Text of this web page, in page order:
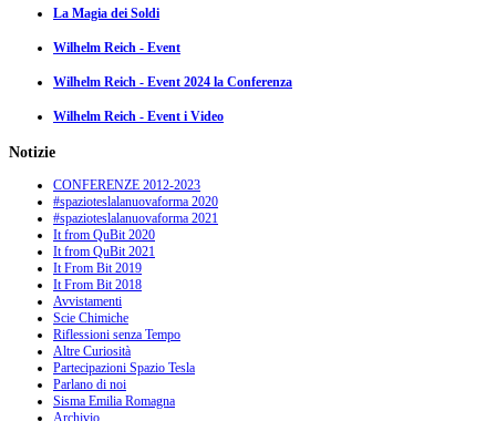
La Magia dei Soldi
Wilhelm Reich - Event
Wilhelm Reich - Event 2024 la Conferenza
Wilhelm Reich - Event i Video
Notizie
CONFERENZE 2012-2023
#spazioteslalanuovaforma 2020
#spazioteslalanuovaforma 2021
It from QuBit 2020
It from QuBit 2021
It From Bit 2019
It From Bit 2018
Avvistamenti
Scie Chimiche
Riflessioni senza Tempo
Altre Curiosità
Partecipazioni Spazio Tesla
Parlano di noi
Sisma Emilia Romagna